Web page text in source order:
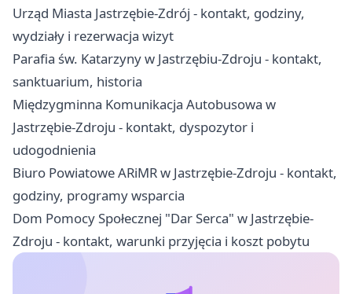
Urząd Miasta Jastrzębie-Zdrój - kontakt, godziny,
wydziały i rezerwacja wizyt
Parafia św. Katarzyny w Jastrzębiu-Zdroju - kontakt,
sanktuarium, historia
Międzygminna Komunikacja Autobusowa w
Jastrzębie-Zdroju - kontakt, dyspozytor i
udogodnienia
Biuro Powiatowe ARiMR w Jastrzębie-Zdroju - kontakt,
godziny, programy wsparcia
Dom Pomocy Społecznej "Dar Serca" w Jastrzębie-
Zdroju - kontakt, warunki przyjęcia i koszt pobytu